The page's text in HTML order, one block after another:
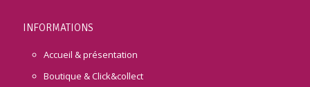
INFORMATIONS
Accueil & présentation
Boutique & Click&collect